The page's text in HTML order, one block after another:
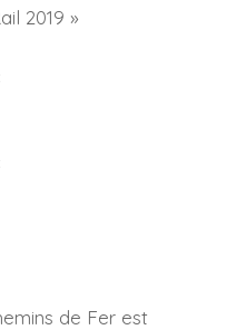
2019 »
de Fer est